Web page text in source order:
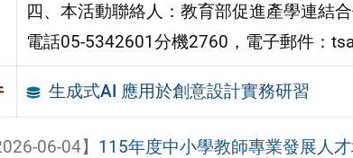
四、本活動聯絡人：教育部促進產學連結
電話05-5342601分機2760，電子郵件：
生成式AI 應用於創意設計實務研習
06-04】 115年度中小學教師專業發展人